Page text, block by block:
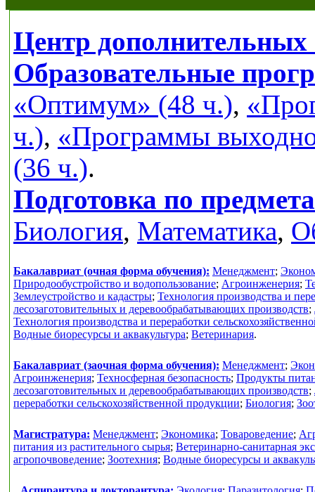
Центр дополнительных
Образовательные
«Оптимум» (48 ч.),
ч.), «Программы
(36 ч.).
Подготовка по
Биология, Математика,
Бакалавриат (очная форма обучения): Менеджмент;
Природообустройство и водопользование; Агроинженерия;
Землеустройство и кадастры; Технология производства и
лесозаготовительных и деревообрабатывающих производств;
Технология производства и переработки
Водные биоресурсы и аквакультура; Ветеринария.
Бакалавриат (заочная форма обучения): Менеджмент;
Агроинженерия; Техносферная безопасность; Продукты
лесозаготовительных и деревообрабатывающих производств;
переработки сельскохозяйственной продукции; Биология;
Магистратура: Менеджмент; Экономика; Товароведение;
питания из растительного сырья; Ветеринарно-санитарная
агропочвоведение; Зоотехния; Водные биоресурсы и